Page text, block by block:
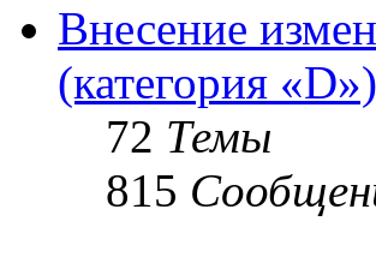
Внесение
(категория «D»)
72 Темы
815